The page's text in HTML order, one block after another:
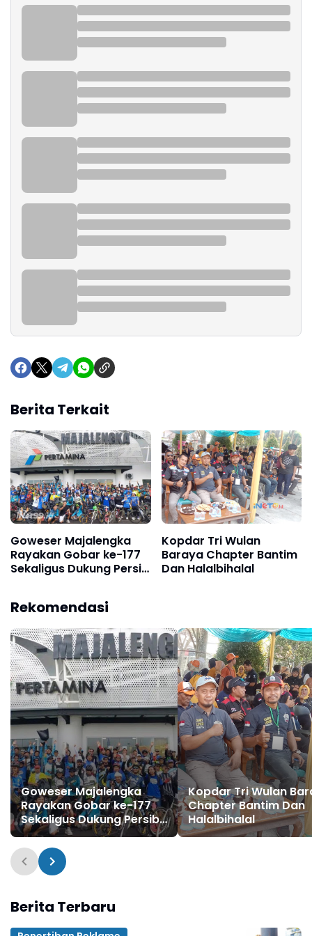
Berita Terkait
Goweser Majalengka
Rayakan Gobar ke-177
Sekaligus Dukung Persib
Kopdar Tri Wulan
Baraya Chapter Bantim
Dan Halalbihalal
Rekomendasi
Goweser Majalengka
Rayakan Gobar ke-177
Sekaligus Dukung Persib
Juara
Kopdar Tri Wulan
Chapter Bantim Dan
Halalbihalal
Berita Terbaru